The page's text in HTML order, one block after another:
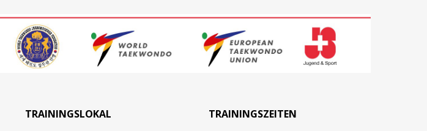
TRAININGSLOKAL TRAININGSZEITEN